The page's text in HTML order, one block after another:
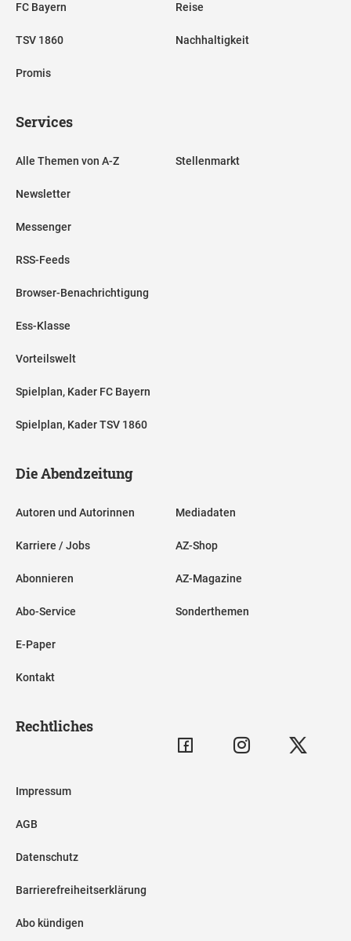
FC Bayern
TSV 1860
Promis
Reise
Nachhaltigkeit
Services
Alle Themen von A-Z
Newsletter
Messenger
RSS-Feeds
Browser-Benachrichtigung
Ess-Klasse
Vorteilswelt
Spielplan, Kader FC Bayern
Spielplan, Kader TSV 1860
Stellenmarkt
Die Abendzeitung
Autoren und Autorinnen
Karriere / Jobs
Abonnieren
Abo-Service
E-Paper
Kontakt
Mediadaten
AZ-Shop
AZ-Magazine
Sonderthemen
Rechtliches
Impressum
AGB
Datenschutz
Barrierefreiheitserklärung
Abo kündigen